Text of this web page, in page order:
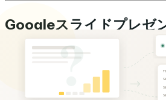
Googleスライドプレゼ
完全な分析を取得する方
アプローチはシンプルです。Google
接共有する代わりに、すべてのイン